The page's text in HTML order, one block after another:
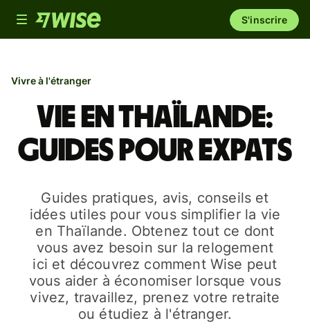
Toggle
navigation
S'inscrire
Vivre à l'étranger
Vie en Thaïlande:
guides pour expats
Guides pratiques, avis, conseils et
idées utiles pour vous simplifier la vie
en Thaïlande. Obtenez tout ce dont
vous avez besoin sur la relogement
ici et découvrez comment Wise peut
vous aider à économiser lorsque vous
vivez, travaillez, prenez votre retraite
ou étudiez à l'étranger.